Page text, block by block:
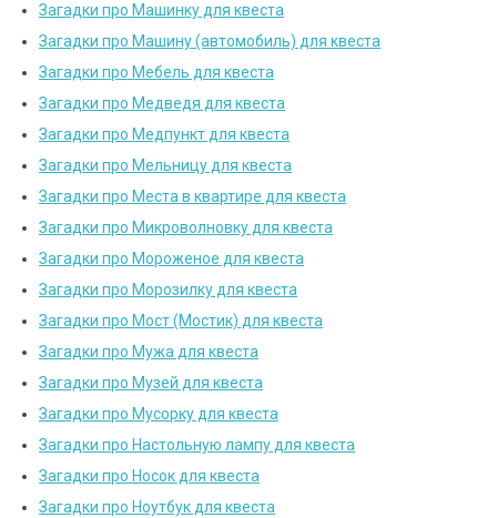
Загадки про Машинку для квеста
Загадки про Машину (автомобиль) для квеста
Загадки про Мебель для квеста
Загадки про Медведя для квеста
Загадки про Медпункт для квеста
Загадки про Мельницу для квеста
Загадки про Места в квартире для квеста
Загадки про Микроволновку для квеста
Загадки про Мороженое для квеста
Загадки про Морозилку для квеста
Загадки про Мост (Мостик) для квеста
Загадки про Мужа для квеста
Загадки про Музей для квеста
Загадки про Мусорку для квеста
Загадки про Настольную лампу для квеста
Загадки про Носок для квеста
Загадки про Ноутбук для квеста